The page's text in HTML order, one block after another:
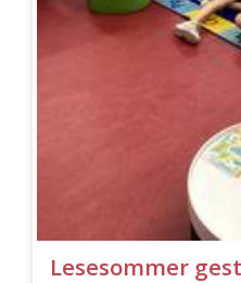
Lesesommer